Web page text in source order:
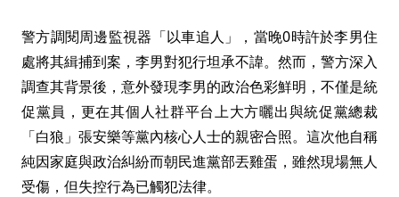
警方調閱周邊監視器「以車追人」，當晚0時許於李男住
處將其緝捕到案，李男對犯行坦承不諱。然而，警方深入
調查其背景後，意外發現李男的政治色彩鮮明，不僅是統
促黨員，更在其個人社群平台上大方曬出與統促黨總裁
「白狼」張安樂等黨內核心人士的親密合照。這次他自稱
純因家庭與政治糾紛而朝民進黨部丟雞蛋，雖然現場無人
受傷，但失控行為已觸犯法律。